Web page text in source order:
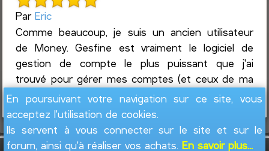
ParEric
Comme beaucoup, je suis un ancien utilisateur
de Money. Gesfine est vraiment le logiciel de
gestion de compte le plus puissant que j'ai
trouvé pour gérer mes comptes (et ceux de ma
femme et ceux de m...Lire la suite
En poursuivant votre navigation sur ce site, vous
acceptez l'utilisation de cookies.
Ils servent à vous connecter sur le site et sur le
forum, ainsi qu'à réaliser vos achats.En savoir plus...
GesFine - Copyright © 2008 - 2026Jacques